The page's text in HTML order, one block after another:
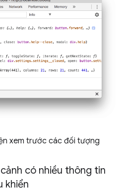
xem trước các đối tượng
có nhiều thông tin
khiển